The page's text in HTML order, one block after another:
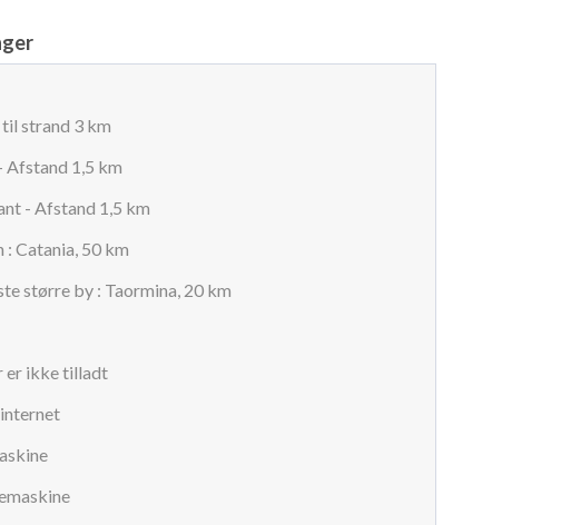
strand 3 km
Afstand 1,5 km
- Afstand 1,5 km
: Catania, 50 km
større by : Taormina, 20 km
er ikke tilladt